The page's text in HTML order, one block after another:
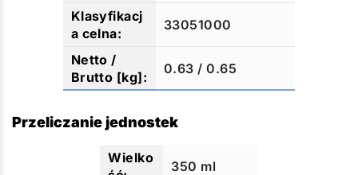
33051000
0.63 / 0.65
Przeliczanie jednostek
350 ml